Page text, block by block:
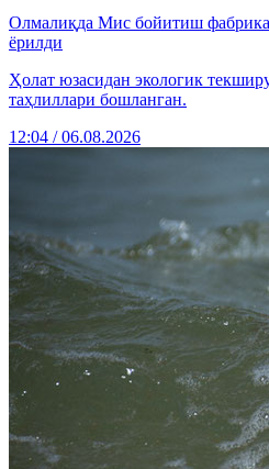
Олмалиқда Мис бойитиш
ёрилди
Ҳолат юзасидан экологик
таҳлиллари бошланган.
12:04 / 06.08.2026